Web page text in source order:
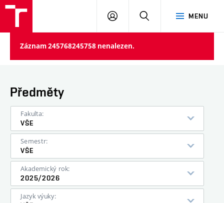
MENU
PŘIHLÁSIT
Záznam 245768245758 nenalezen.
Předměty
Fakulta:
VŠE
Semestr:
VŠE
Akademický rok:
2025/2026
Jazyk výuky: